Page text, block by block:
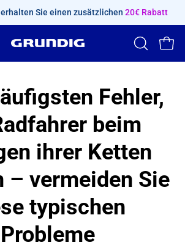
Sie einen zusätzlichen 20€ Rabatt
ÖFFNEN
Fehler,
beim
ihrer Ketten
– vermeiden Sie
typischen
Probleme